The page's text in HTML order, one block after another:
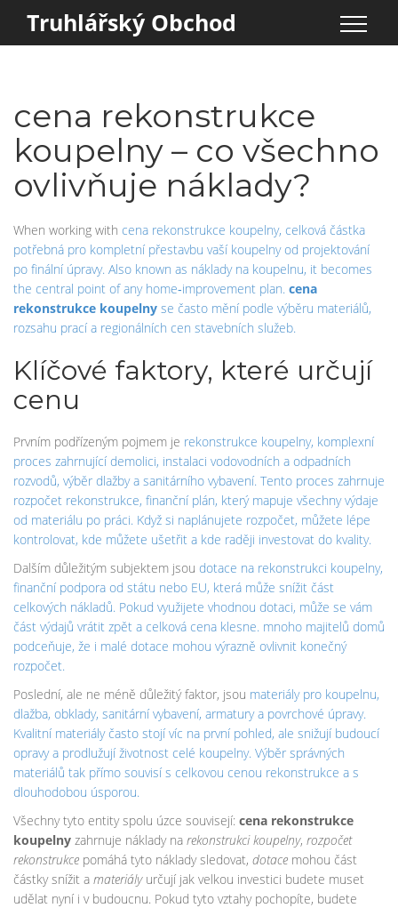
Truhlářský Obchod
cena rekonstrukce
koupelny – co všechno
ovlivňuje náklady?
When working with cena rekonstrukce koupelny, celková částka
potřebná pro kompletní přestavbu vaší koupelny od projektování
po finální úpravy. Also known as náklady na koupelnu, it becomes
the central point of any home‑improvement plan. cena
rekonstrukce koupelny se často mění podle výběru materiálů,
rozsahu prací a regionálních cen stavebních služeb.
Klíčové faktory, které určují
cenu
Prvním podřízeným pojmem je rekonstrukce koupelny, komplexní
proces zahrnující demolici, instalaci vodovodních a odpadních
rozvodů, výběr dlažby a sanitárního vybavení. Tento proces zahrnuje
rozpočet rekonstrukce, finanční plán, který mapuje všechny výdaje
od materiálu po práci. Když si naplánujete rozpočet, můžete lépe
kontrolovat, kde můžete ušetřit a kde raději investovat do kvality.
Dalším důležitým subjektem jsou dotace na rekonstrukci koupelny,
finanční podpora od státu nebo EU, která může snížit část
celkových nákladů. Pokud využijete vhodnou dotaci, může se vám
část výdajů vrátit zpět a celková cena klesne. mnoho majitelů domů
podceňuje, že i malé dotace mohou výrazně ovlivnit konečný
rozpočet.
Poslední, ale ne méně důležitý faktor, jsou materiály pro koupelnu,
dlažba, obklady, sanitární vybavení, armatury a povrchové úpravy.
Kvalitní materiály často stojí víc na první pohled, ale snižují budoucí
opravy a prodlužují životnost celé koupelny. Výběr správných
materiálů tak přímo souvisí s celkovou cenou rekonstrukce a s
dlouhodobou úsporou.
Všechny tyto entity spolu úzce souvisejí: cena rekonstrukce
koupelny zahrnuje náklady na rekonstrukci koupelny, rozpočet
rekonstrukce pomáhá tyto náklady sledovat, dotace mohou část
částky snížit a materiályurčují jak velkou investici budete muset
udělat nyní i v budoucnu. Pokud tyto vztahy pochopíte, budete